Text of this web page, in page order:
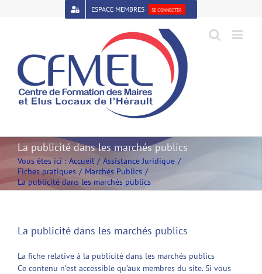
Open toolbar
ESPACE MEMBRES SE CONNECTER
La publicité dans les marchés publics
Vous êtes ici : Accueil
Assistance Juridique
Fiches pratiques
Marchés Publics
La publicité dans les marchés publics
La publicité dans les marchés publics
La fiche relative à la publicité dans les marchés publics
Ce contenu n’est accessible qu’aux membres du site. Si vous